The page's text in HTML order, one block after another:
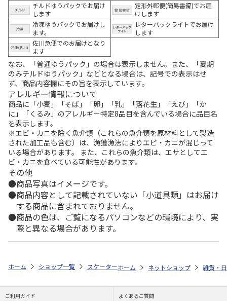
チルドゆうパックでお届け
します
定形外郵便(簡易書留)でお届
けします
冷凍ゆうパックでお届けし
ます。
レターパックライトでお届け
します
佐川急便でのお届けとなり
ます
なお、「普通ゆうパック」の場合は表示しません。また、「夏期
のみチルドゆうパック」などとなる場合は、記号での表示はせ
ず、商品内容欄にその旨を表示しています。
アレルギー情報について
商品に「小麦」「そば」「卵」「乳」「落花生」「えび」「か
に」「くるみ」のアレルギー特定8品目を含んでいる場合に品目名
を表示します。
※エビ・カニを除く魚介類（これらの魚介類を原材料として製造
された加工品も含む）は、漁獲漁法によりエビ・カニが混じって
いる場合があります。 また、これらの魚介類は、エサとしてエ
ビ・カニを食べている可能性があります。
その他
商品写真はイメージです。
商品内容として記載されていない「小道具類」はお届け
する商品に含まれておりません。
商品の色は、ご覧になるパソコンなどの環境により、実
際と異なる場合があります。
ホーム ショップ一覧 スケーター 乳児用歯ブラシ3P やわらかめ
ホーム ネットショップ 雑貨・
ご利用ガイド よくあるご質問